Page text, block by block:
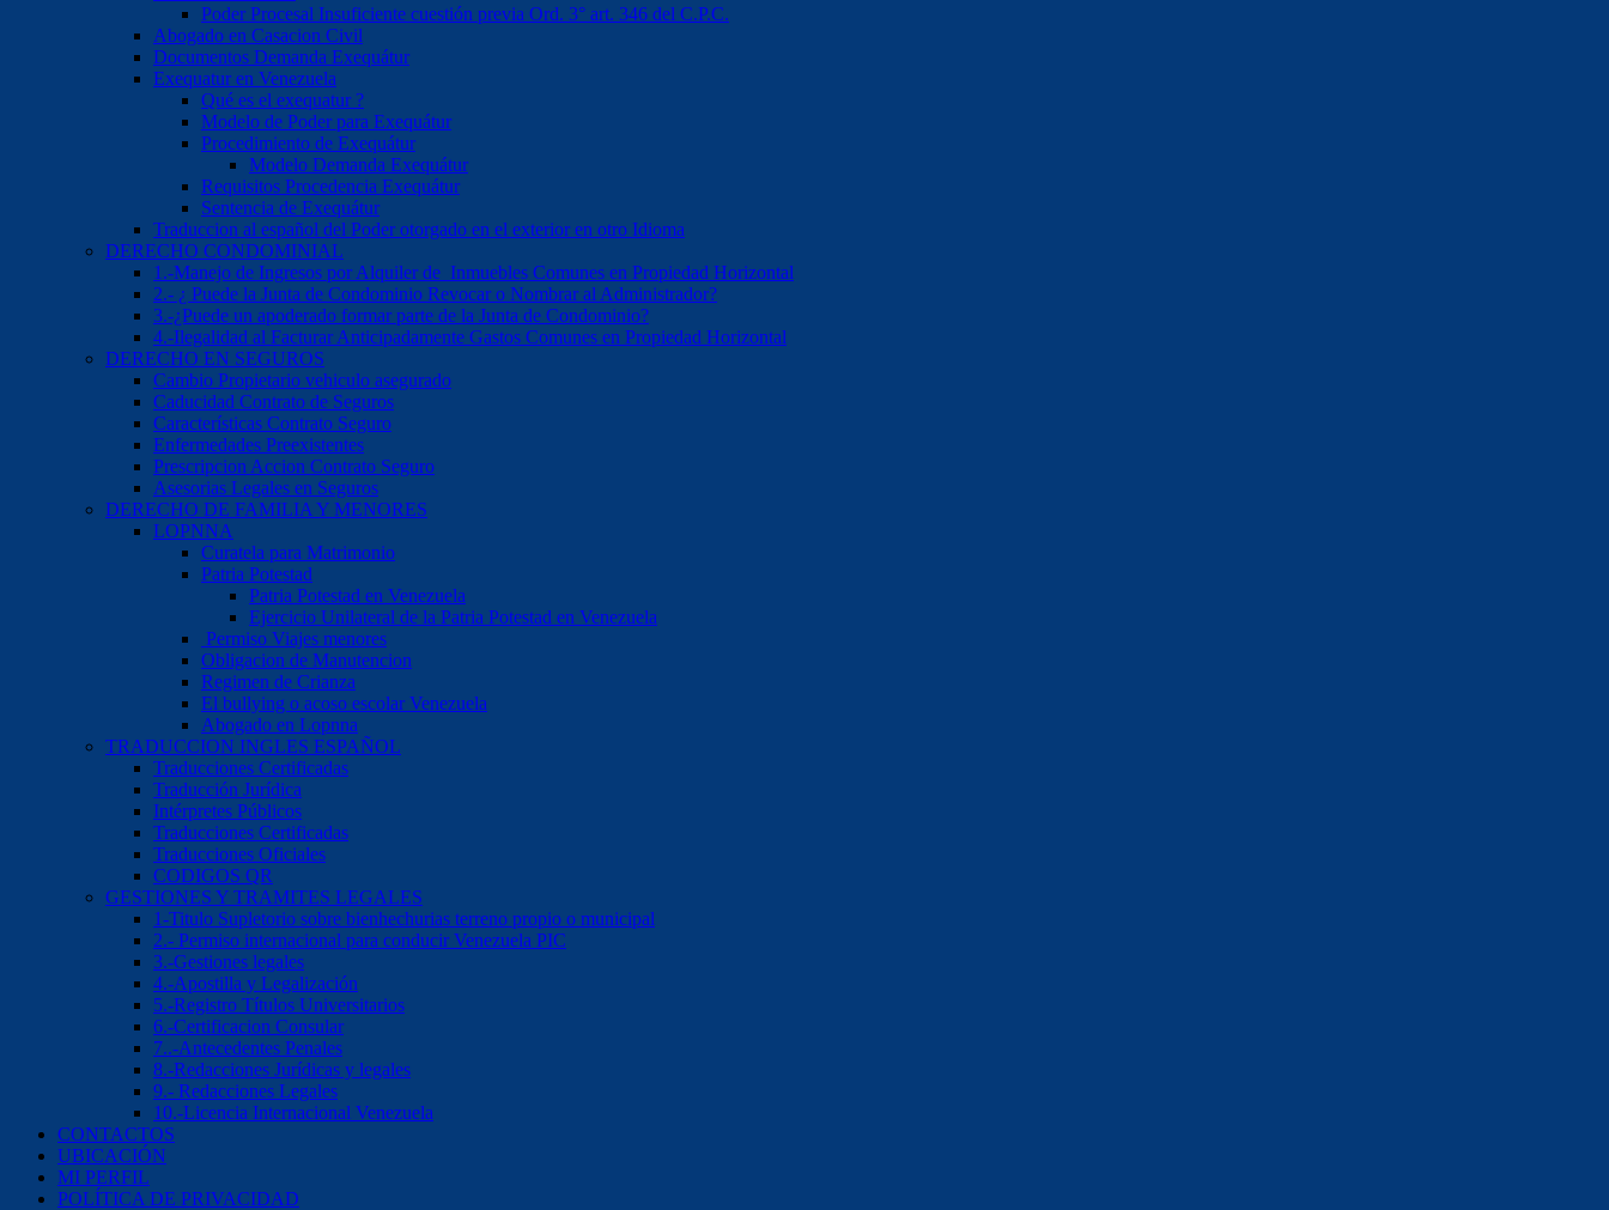
Poder Procesal Insuficiente cuestión previa Ord. 3° art. 346 del C.P.C.
Abogado en Casacion Civil
Documentos Demanda Exequátur
Exequatur en Venezuela
Qué es el exequatur ?
Modelo de Poder para Exequátur
Procedimiento de Exequátur
Modelo Demanda Exequátur
Requisitos Procedencia Exequátur
Sentencia de Exequátur
Traduccion al español del Poder otorgado en el exterior en otro Idioma
DERECHO CONDOMINIAL
1.-Manejo de Ingresos por Alquiler de Inmuebles Comunes en Propiedad Horizontal
2.- ¿ Puede la Junta de Condominio Revocar o Nombrar al Administrador?
3.-¿Puede un apoderado formar parte de la Junta de Condominio?
4.-Ilegalidad al Facturar Anticipadamente Gastos Comunes en Propiedad Horizontal
DERECHO EN SEGUROS
Cambio Propietario vehiculo asegurado
Caducidad Contrato de Seguros
Características Contrato Seguro
Enfermedades Preexistentes
Prescripcion Accion Contrato Seguro
Asesorias Legales en Seguros
DERECHO DE FAMILIA Y MENORES
LOPNNA
Curatela para Matrimonio
Patria Potestad
Patria Potestad en Venezuela
Ejercicio Unilateral de la Patria Potestad en Venezuela
Permiso Viajes menores
Obligacion de Manutencion
Regimen de Crianza
El bullying o acoso escolar Venezuela
Abogado en Lopnna
TRADUCCION INGLES ESPAÑOL
Traducciones Certificadas
Traducción Jurídica
Intérpretes Públicos
Traducciones Certificadas
Traducciones Oficiales
CODIGOS QR
GESTIONES Y TRAMITES LEGALES
1-Titulo Supletorio sobre bienhechurias terreno propio o municipal
2.- Permiso internacional para conducir Venezuela PIC
3.-Gestiones legales
4.-Apostilla y Legalización
5.-Registro Títulos Universitarios
6.-Certificacion Consular
7..-Antecedentes Penales
8.-Redacciones Jurídicas y legales
9.- Redacciones Legales
10.-Licencia Internacional Venezuela
CONTACTOS
UBICACIÓN
MI PERFIL
POLÍTICA DE PRIVACIDAD